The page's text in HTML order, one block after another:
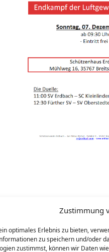
Zustimmung
optimales Erlebnis zu bieten,
zu speichern und/oder
zustimmst, können wir Daten